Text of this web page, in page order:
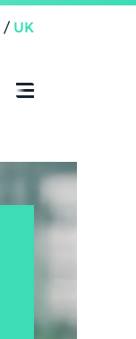
/ UK